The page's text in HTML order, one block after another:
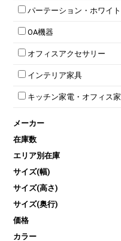
両開書庫
ラテラル書庫
多人数ロッカー
ダイヤル錠ロッカー
ダイヤル錠ロッカー
ワードローブ・クローゼ
T字脚テーブル
会議テーブルW1200～
会議テーブルW1800～
平行スタックテーブル
会議テーブルその他
折りたたみミーティン
ハイチェア
ミーティングチェアその
応接チェア
応接・役員家具その他
ローカウンター
ラウンジカウンター
パーテーション・ホワイ
パーテーション
自立タイプパーテーショ
パーテーションその他
壁掛けホワイトボード
ホワイトボードその他
OA機器
電話機（ビジネスフォン
シュレッダー
スクリーン
その他OA機器
オフィスアクセサリー
チェア用台車
演台・講演台・演説台
防音パネル
コートハンガー・ポール
傘立て
食器棚・キッチンキャビ
カタログスタンド
オフィスアクセサリーそ
インテリア家具
モールドチェア
ダイニングチェア
カウンターテーブル
センターテーブル・サイ
ベンチ・スツール
ソファ
シェルフ
ダストボックス（ゴミ箱
インテリア家具その他
キッチン家電・オフィス
冷蔵庫・洗濯機
空気清浄機・加湿器
液晶テレビ・モニター類
エアコン
掃除機
季節家電
メーカー
在庫数
エリア別在庫
サイズ(幅)
サイズ(高さ)
サイズ(奥行)
価格
カラー